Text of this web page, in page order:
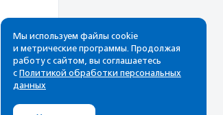
Мы используем файлы cookie
и метрические программы. Продолжая
работу с сайтом, вы соглашаетесь
с Политикой обработки персональных
данных